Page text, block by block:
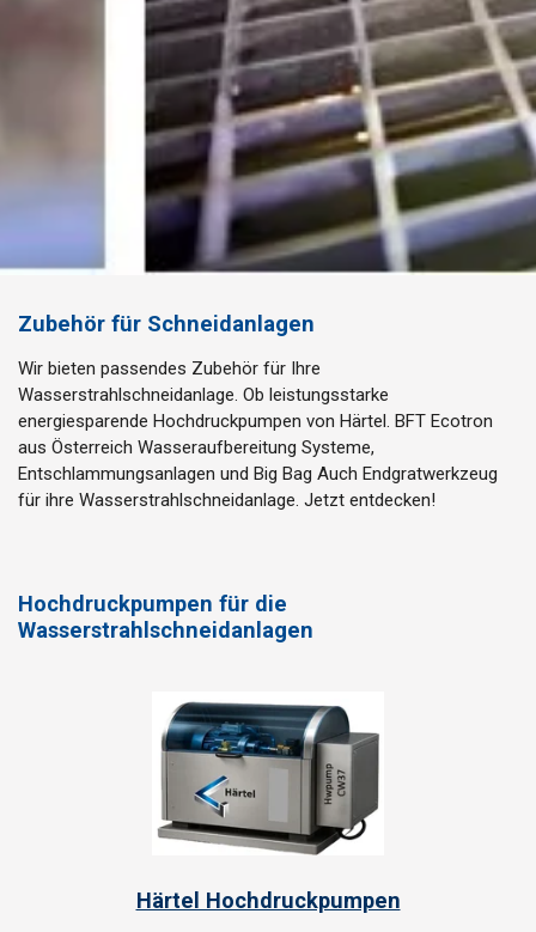
Zubehör für Schneidanlagen
Wir bieten passendes Zubehör für Ihre
Wasserstrahlschneidanlage. Ob leistungsstarke
energiesparende Hochdruckpumpen von Härtel. BFT Ecotron
aus Österreich Wasseraufbereitung Systeme,
Entschlammungsanlagen und Big Bag Auch Endgratwerkzeug
für ihre Wasserstrahlschneidanlage. Jetzt entdecken!
Hochdruckpumpen für die
Wasserstrahlschneidanlagen
Härtel Hochdruckpumpen